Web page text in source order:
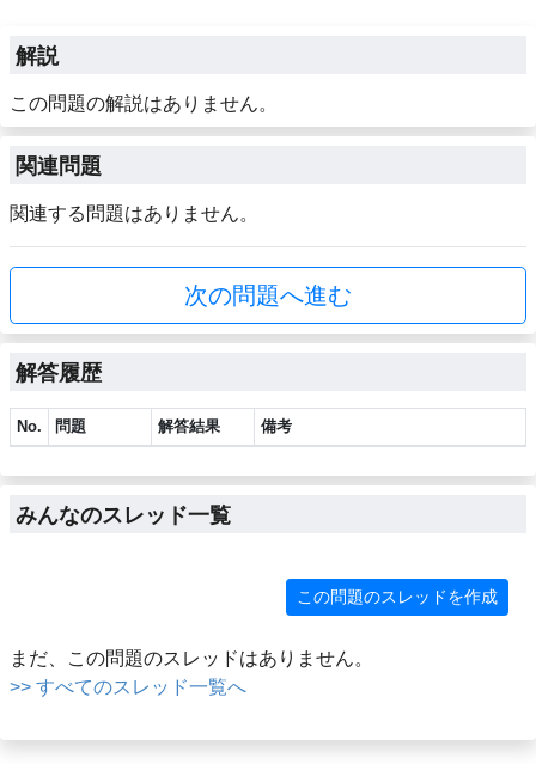
解説
この問題の解説はありません。
関連問題
関連する問題はありません。
次の問題へ進む
解答履歴
No. 問題 解答結果 備考
みんなのスレッド一覧
この問題のスレッドを作成
まだ、この問題のスレッドはありません。
>> すべてのスレッド一覧へ